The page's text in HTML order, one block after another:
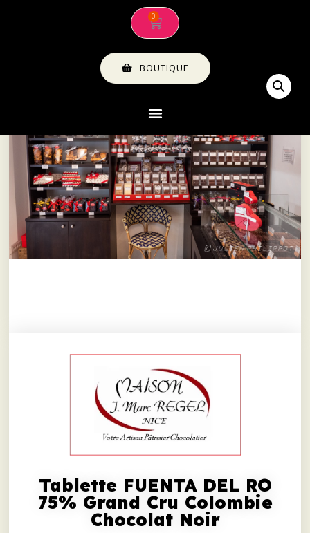
BOUTIQUE
Tablette FUENTA DEL RO
75% Grand Cru Colombie
Chocolat Noir